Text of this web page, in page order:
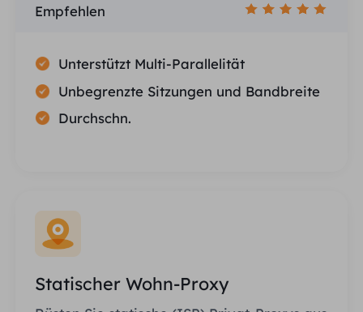
Empfehlen
Unterstützt Multi-Parallelität
Unbegrenzte Sitzungen und Bandbreite
Durchschn.
Statischer Wohn-Proxy